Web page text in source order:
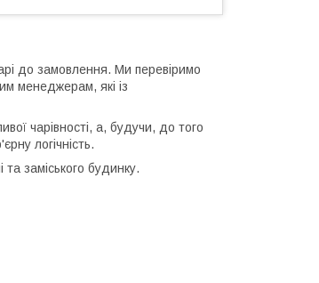
до замовлення. Ми перевіримо
менеджерам, які із
чарівності, а, будучи, до того
логічність.
заміського будинку.